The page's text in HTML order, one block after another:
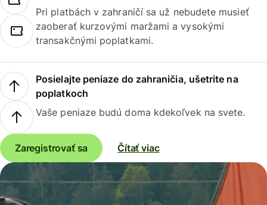
Pri platbách v zahraničí sa už nebudete musieť
zaoberať kurzovými maržami a vysokými
transakčnými poplatkami.
Posielajte peniaze do zahraničia, ušetrite na
poplatkoch
Vaše peniaze budú doma kdekoľvek na svete.
Zaregistrovať sa Čítať viac